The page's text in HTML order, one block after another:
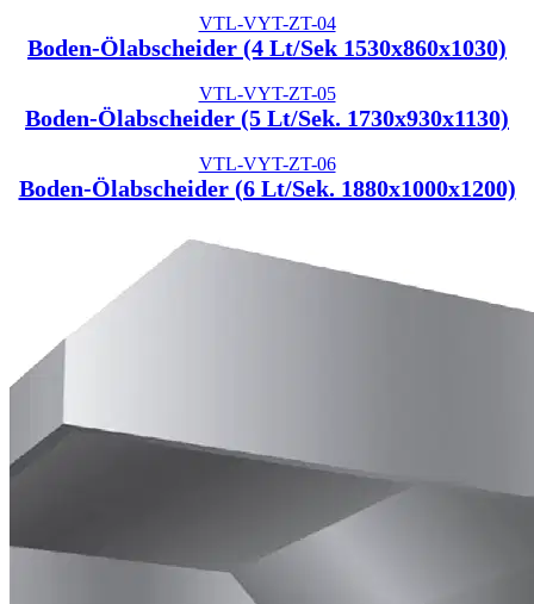
VTL-VYT-ZT-04
Boden-Ölabscheider (4 Lt/Sek 1530x860x1030)
VTL-VYT-ZT-05
Boden-Ölabscheider (5 Lt/Sek. 1730x930x1130)
VTL-VYT-ZT-06
Boden-Ölabscheider (6 Lt/Sek. 1880x1000x1200)